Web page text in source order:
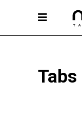
Tabs